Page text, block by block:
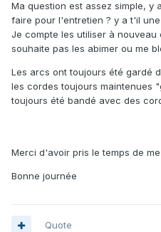
Ma question est assez simple, y
faire pour l'entretien ? y a t'il
Je compte les utiliser à
souhaite pas les abimer ou me
Les arcs ont toujours été gardé
les cordes toujours maintenues
toujours été bandé avec des
Merci d'avoir pris le temps de
Bonne journée
Quote